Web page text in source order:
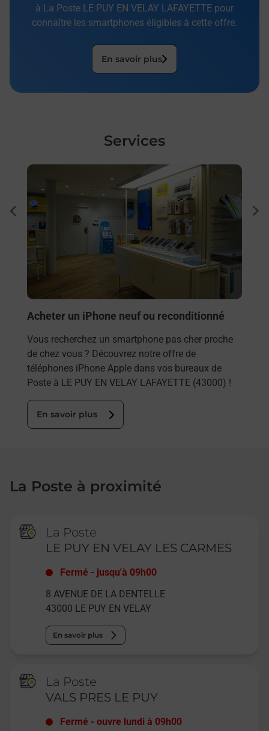
à La Poste LE PUY EN VELAY LAFAYETTE pour
connaître les smartphones éligibles à cette offre.
En savoir plus
Services
En savoir plus
Acheter un iPhone neuf ou reconditionné
Vous recherchez un smartphone pas cher proche
de chez vous ? Découvrez notre offre de
téléphones iPhone Apple dans vos bureaux de
Poste à LE PUY EN VELAY LAFAYETTE (43000) !
En savoir plus
La Poste à proximité
La Poste
LE PUY EN VELAY LES CARMES
Fermé - jusqu'à 09h00
8 AVENUE DE LA DENTELLE
43000 LE PUY EN VELAY
En savoir plus
La Poste
VALS PRES LE PUY
Fermé -ouvre lundi à 09h00